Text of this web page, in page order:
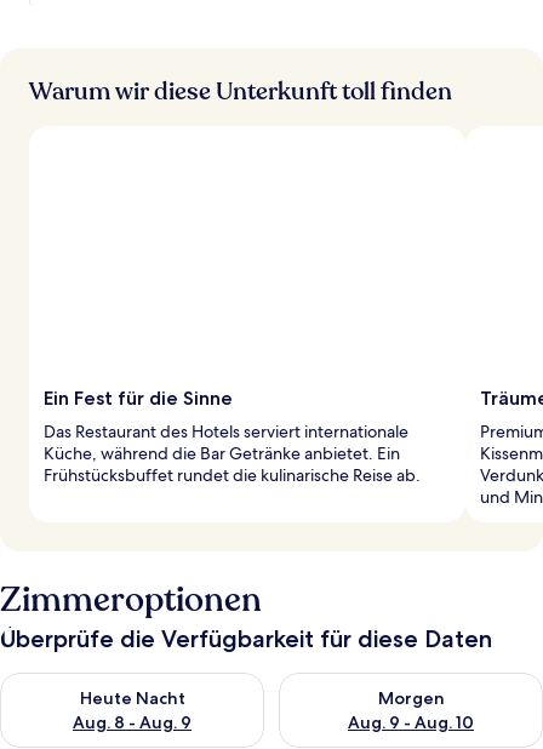
Warum wir diese Unterkunft toll finden
Ein Fest für die Sinne
Das Restaurant des Hotels serviert internationale
Küche, während die Bar Getränke anbietet. Ein
Frühstücksbuffet rundet die kulinarische Reise ab.
und
Zimmeroptionen
Überprüfe die Verfügbarkeit für diese Daten
Heute Nacht
Aug. 8 - Aug. 9
Überprüfe die Verfügbarkeit für heute Nacht, Aug. 8 - Aug. 9.
Morgen
Aug. 9 - Aug. 10
Überprüfe die Verfügbarkeit